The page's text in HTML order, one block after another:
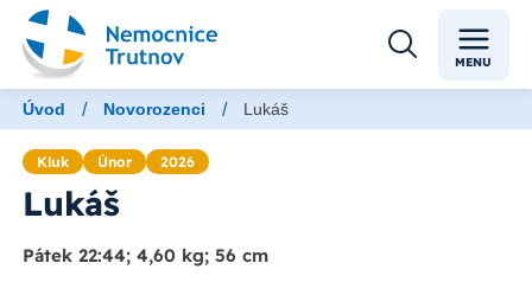
MENU
Úvod / Novorozenci / Lukáš
Kluk Únor 2026
Lukáš
Pátek 22:44; 4,60 kg; 56 cm